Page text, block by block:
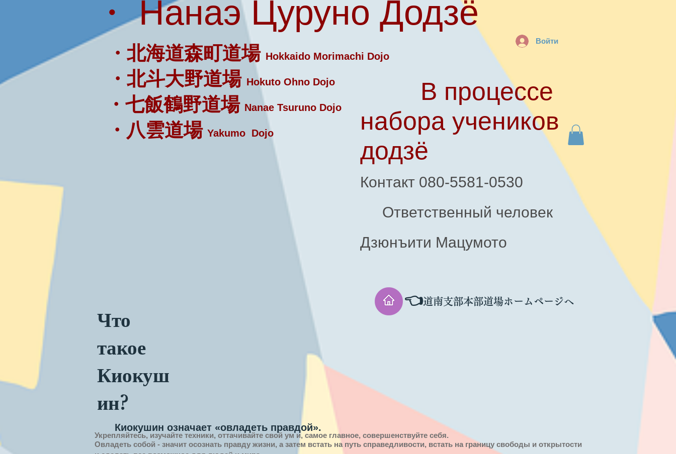
・ Нанаэ Цуруно Додзё
Войти
В процессе
набора учеников
додзё
Контакт 080-5581-0530
Ответственный человек
Дзюнъити Мацумото
・北海道森町道場 Hokkaido Morimachi Dojo
・北斗大野道場 Hokuto Ohno Dojo
・七飯鶴野道場 Nanae Tsuruno Dojo
・八雲道場 Yakumo Dojo
Что
такое
Киокуш
ин?
👈道南支部本部道場ホームページへ
Киокушин означает «овладеть правдой».
Укрепляйтесь, изучайте техники, оттачивайте свой ум и, самое главное, совершенствуйте себя.
Овладеть собой - значит осознать правду жизни, а затем встать на путь справедливости, встать на границу свободы и открытости